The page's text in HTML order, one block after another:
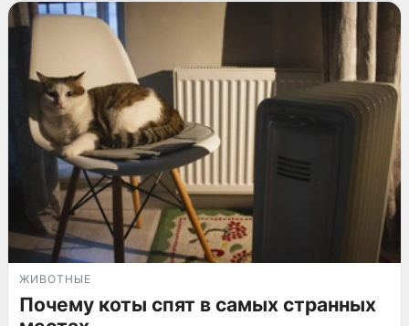
ЖИВОТНЫЕ
Почему коты спят в самых странных